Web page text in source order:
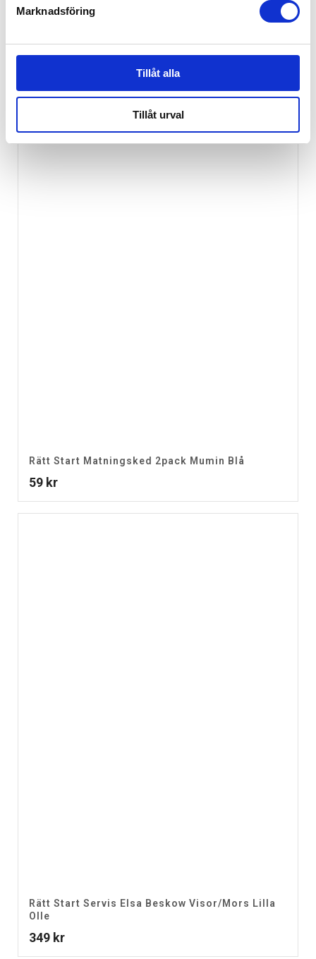
Marknadsföring
Tillåt alla
Tillåt urval
BabyBjörn Toasits
419kr
Rätt Start Matningsked 2pack Mumin Blå
59 kr
Rätt Start Servis Elsa Beskow Visor/Mors Lilla
Olle
349 kr